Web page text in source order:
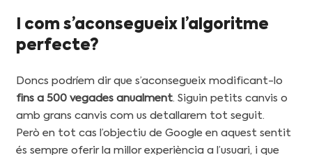
I com s’aconsegueix l’algoritme
perfecte?
Doncs podríem dir que s’aconsegueix modificant-lo
fins a 500 vegades anualment. Siguin petits canvis o
amb grans canvis com us detallarem tot seguit.
Però en tot cas l’objectiu de Google en aquest sentit
és sempre oferir la millor experiència a l’usuari, i que